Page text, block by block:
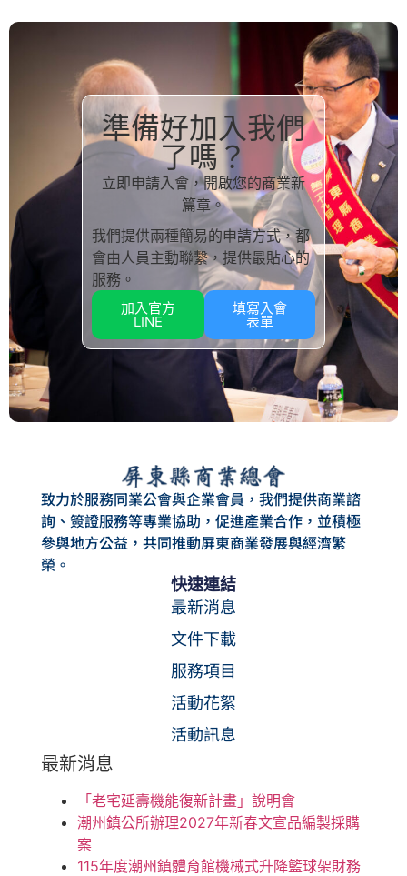
準備好加入我們
了嗎？
立即申請入會，開啟您的商業新
篇章。
我們提供兩種簡易的申請方式，都
會由人員主動聯繫，提供最貼心的
服務。
加入官方
LINE
填寫入會
表單
致力於服務同業公會與企業會員，我們提供商業諮
詢、簽證服務等專業協助，促進產業合作，並積極
參與地方公益，共同推動屏東商業發展與經濟繁
榮。
快速連結
最新消息
文件下載
服務項目
活動花絮
活動訊息
最新消息
「老宅延壽機能復新計畫」說明會
潮州鎮公所辦理2027年新春文宣品編製採購
案
115年度潮州鎮體育館機械式升降籃球架財務